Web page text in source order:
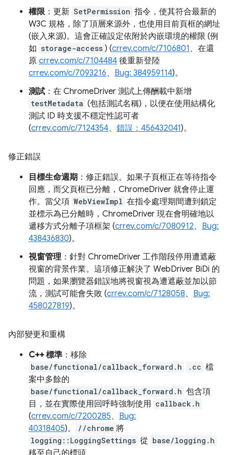
權限：更新 SetPermission 指令，使其符合最新的
W3C 規格，除了頂層來源外，也使用目前頁框的網址
(嵌入來源)。這會正確設定依附於內嵌環境的權限 (例
如 storage-access ) (crrev.com/c/7106801 、在還
原 crrev.com/c/7104484 後重新登陸
crrev.com/c/7093216、 Bug: 384959114)。
測試 ：在 ChromeDriver 測試上傳酬載中新增
testMetadata (包括測試名稱)，以便在使用結構化
測試 ID 時支援不穩定性認可者
(crrev.com/c/7124354、 錯誤：456432041)。
修正錯誤
目標生命週期 ：修正錯誤。如果子頁框正在等待指令
回應，而父頁框已分離，ChromeDriver 就會停止運
作。當父項 WebViewImpl 在指令處理期間遭到鎖定
並標示為已分離時，ChromeDriver 現在會明確地以
遞移方式分離子項框架 (crrev.com/c/7080912、 Bug:
438436830)。
視窗管理：針對 ChromeDriver 工作階段停用遭遮蔽
視窗的背景作業。這項修正解決了 WebDriver BiDi 的
問題，如果瀏覽器錯誤地將視窗視為遭遮蔽並加以節
流，測試可能會失敗 (crrev.com/c/7128058、 Bug:
458027819)。
內部變更和重構
C++ 標準 ：移除
base/functional/callback_forward.h .cc 檔
案中多餘的
base/functional/callback_forward.h 包含項
目，並在實際使用回呼時強制使用 callback.h
(crrev.com/c/7200285、 Bug:
40318405)。 //chrome 將
logging::LoggingSettings 從 base/logging.h
移至自己的標頭